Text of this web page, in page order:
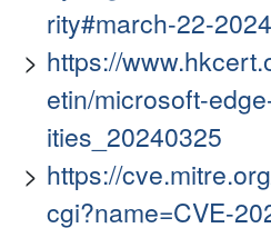
rity#march-22-2024
https://
etin/microsoft-
ities_20240325
https://
cgi?name=CVE-